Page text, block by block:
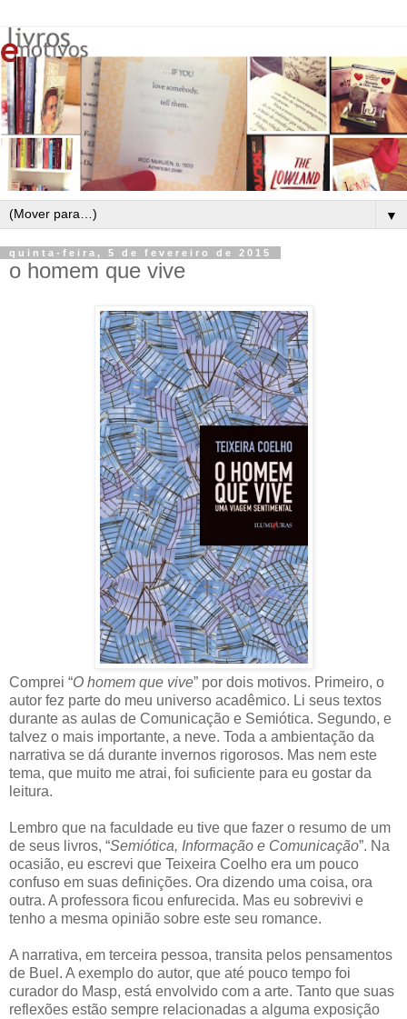
▼
quinta-feira, 5 de fevereiro de 2015
o homem que vive
Comprei “O homem que vive” por dois motivos. Primeiro, o
autor fez parte do meu universo acadêmico. Li seus textos
durante as aulas de Comunicação e Semiótica. Segundo, e
talvez o mais importante, a neve. Toda a ambientação da
narrativa se dá durante invernos rigorosos. Mas nem este
tema, que muito me atrai, foi suficiente para eu gostar da
leitura.
Lembro que na faculdade eu tive que fazer o resumo de um
de seus livros, “Semiótica, Informação e Comunicação”. Na
ocasião, eu escrevi que Teixeira Coelho era um pouco
confuso em suas definições. Ora dizendo uma coisa, ora
outra. A professora ficou enfurecida. Mas eu sobrevivi e
tenho a mesma opinião sobre este seu romance.
A narrativa, em terceira pessoa, transita pelos pensamentos
de Buel. A exemplo do autor, que até pouco tempo foi
curador do Masp, está envolvido com a arte. Tanto que suas
reflexões estão sempre relacionadas a alguma exposição